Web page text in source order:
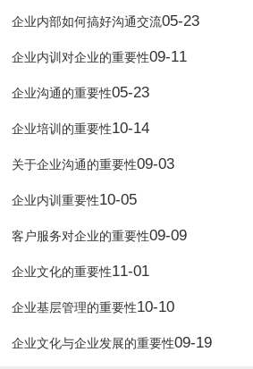
企业内部如何搞好沟通交流05-23
企业内训对企业的重要性09-11
企业沟通的重要性05-23
企业培训的重要性10-14
关于企业沟通的重要性09-03
企业内训重要性10-05
客户服务对企业的重要性09-09
企业文化的重要性11-01
企业基层管理的重要性10-10
企业文化与企业发展的重要性09-19